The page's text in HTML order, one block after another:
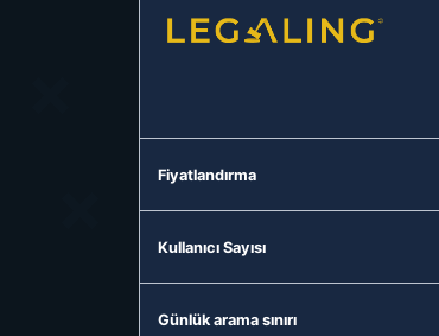
Fiyatlandırma
Kullanıcı Sayısı
Günlük arama sınırı